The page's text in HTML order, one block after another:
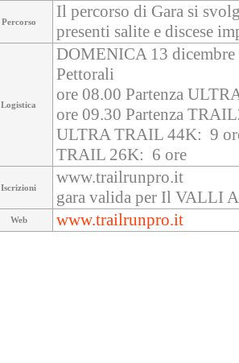
Percorso
Il percorso di Gara si
presenti salite e discese
Logistica
DOMENICA 13 dicembre
Pettorali
ore 08.00 Partenza
ore 09.30 Partenza
ULTRA TRAIL 44K: 9
TRAIL 26K: 6 ore
Iscrizioni
www.trailrunpro.it
gara valida per Il VALLI
Web www.trailrunpro.it